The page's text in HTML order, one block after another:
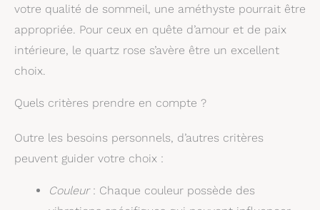
votre qualité de sommeil, une améthyste pourrait être
appropriée. Pour ceux en quête d’amour et de paix
intérieure, le quartz rose s’avère être un excellent
choix.
Quels critères prendre en compte ?
Outre les besoins personnels, d’autres critères
peuvent guider votre choix :
Couleur: Chaque couleur possède des